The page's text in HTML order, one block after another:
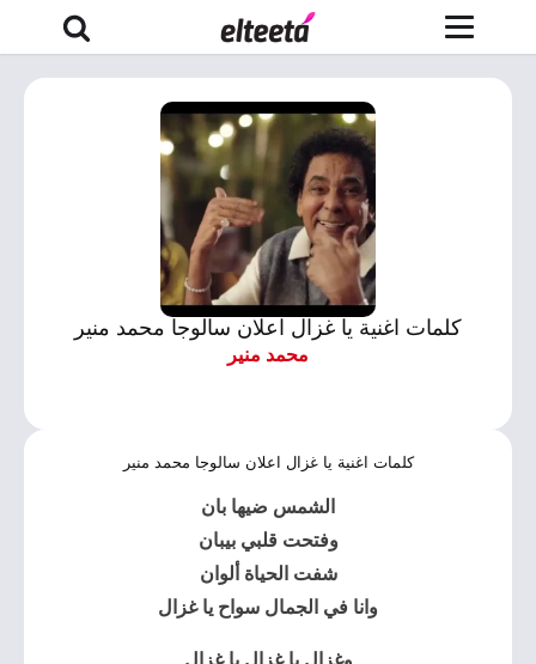
كلمات اغنية يا غزال اعلان سالوجا محمد منير
محمد منير
كلمات اغنية يا غزال اعلان سالوجا محمد منير
الشمس ضيها بان
وفتحت قلبي بيبان
شفت الحياة ألوان
وانا في الجمال سواح يا غزال
وغزال يا غزال يا غزال